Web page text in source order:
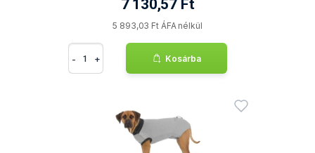
7 130,57 Ft
5 893,03 Ft ÁFA nélkül
- + Kosárba